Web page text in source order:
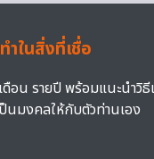
ำในสิ่งที่เชื่อ
อน รายปี พร้อมแนะนำวิธี
นมงคลให้กับตัวท่านเอง